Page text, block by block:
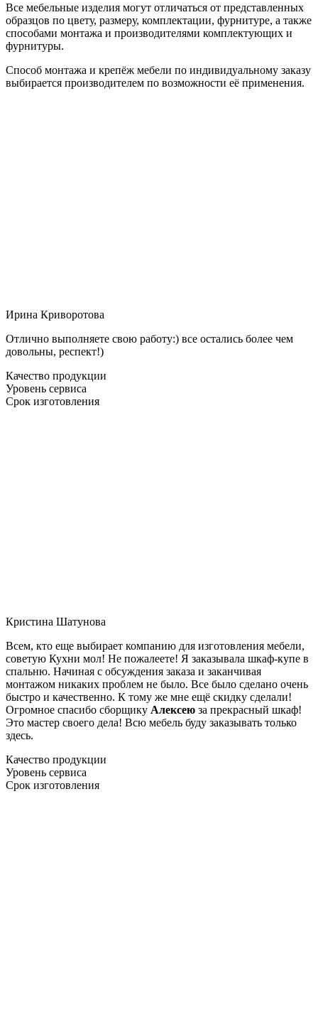
Все мебельные изделия могут отличаться от представленных
образцов по цвету, размеру, комплектации, фурнитуре, а также
способами монтажа и производителями комплектующих и
фурнитуры.
Способ монтажа и крепёж мебели по индивидуальному заказу
выбирается производителем по возможности её применения.
Ирина Криворотова
Отлично выполняете свою работу:) все остались более чем
довольны, респект!)
Качество продукции
Уровень сервиса
Срок изготовления
Кристина Шатунова
Всем, кто еще выбирает компанию для изготовления мебели,
советую Кухни мол! Не пожалеете! Я заказывала шкаф-купе в
спальню. Начиная с обсуждения заказа и заканчивая
монтажом никаких проблем не было. Все было сделано очень
быстро и качественно. К тому же мне ещё скидку сделали!
Огромное спасибо сборщику Алексею за прекрасный шкаф!
Это мастер своего дела! Всю мебель буду заказывать только
здесь.
Качество продукции
Уровень сервиса
Срок изготовления